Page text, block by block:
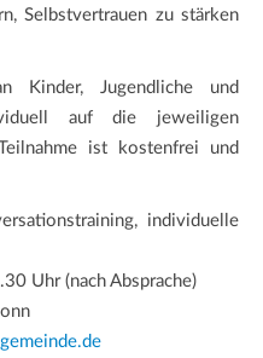
Selbstvertrauen zu stärken
Kinder, Jugendliche und
auf die jeweiligen
ist kostenfrei und
individuelle
Uhr (nach Absprache)